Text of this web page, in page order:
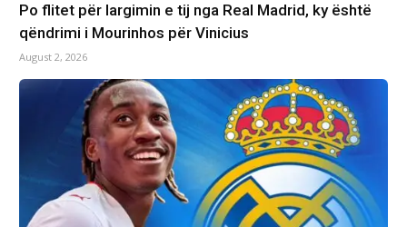
Po flitet për largimin e tij nga Real Madrid, ky është
qëndrimi i Mourinhos për Vinicius
August 2, 2026